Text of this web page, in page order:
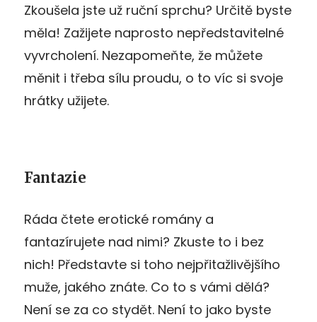
Zkoušela jste už ruční sprchu? Určitě byste
měla! Zažijete naprosto nepředstavitelné
vyvrcholení. Nezapomeňte, že můžete
měnit i třeba sílu proudu, o to víc si svoje
hrátky užijete.
Fantazie
Ráda čtete erotické romány a
fantazírujete nad nimi? Zkuste to i bez
nich! Představte si toho nejpřitažlivějšího
muže, jakého znáte. Co to s vámi dělá?
Není se za co stydět. Není to jako byste